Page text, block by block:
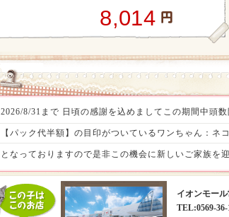
8,014
2026/8/31まで 日頃の感謝を込めましてこの期間中頭
【パック代半額】の目印がついているワンちゃん：
となっておりますので是非この機会に新しいご家族
定頭数お迎えしやすい価格でお待ちいたしております
イオンモー
TEL:0569-36-